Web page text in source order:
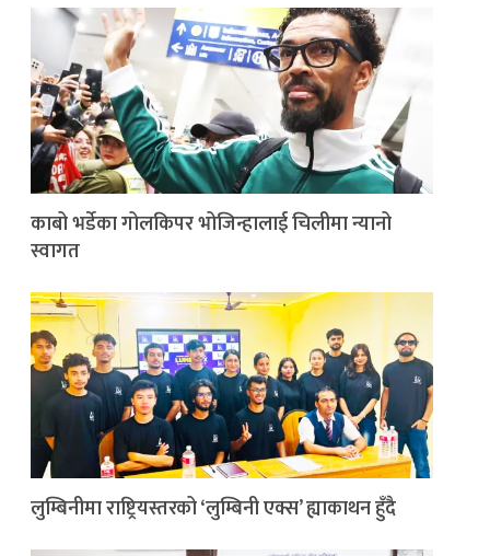
काबो भर्डेका गोलकिपर भोजिन्हालाई चिलीमा न्यानो
स्वागत
लुम्बिनीमा राष्ट्रियस्तरको ‘लुम्बिनी एक्स’ ह्याकाथन हुँदै